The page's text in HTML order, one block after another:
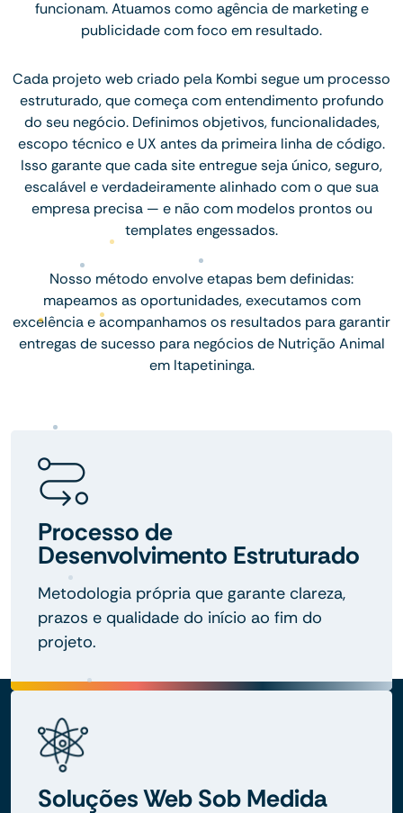
funcionam. Atuamos como agência de marketing e
publicidade com foco em resultado.
Cada projeto web criado pela Kombi segue um processo
estruturado, que começa com entendimento profundo
do seu negócio. Definimos objetivos, funcionalidades,
escopo técnico e UX antes da primeira linha de código.
Isso garante que cada site entregue seja único, seguro,
escalável e verdadeiramente alinhado com o que sua
empresa precisa — e não com modelos prontos ou
templates engessados.
Nosso método envolve etapas bem definidas:
mapeamos as oportunidades, executamos com
excelência e acompanhamos os resultados para garantir
entregas de sucesso para negócios de Nutrição Animal
em Itapetininga.
Processo de
Desenvolvimento Estruturado
Metodologia própria que garante clareza,
prazos e qualidade do início ao fim do
projeto.
Soluções Web Sob Medida